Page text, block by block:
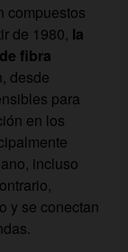
compuestos
de 1980, la
fibra
desde
para
en los
incluso
y se conectan